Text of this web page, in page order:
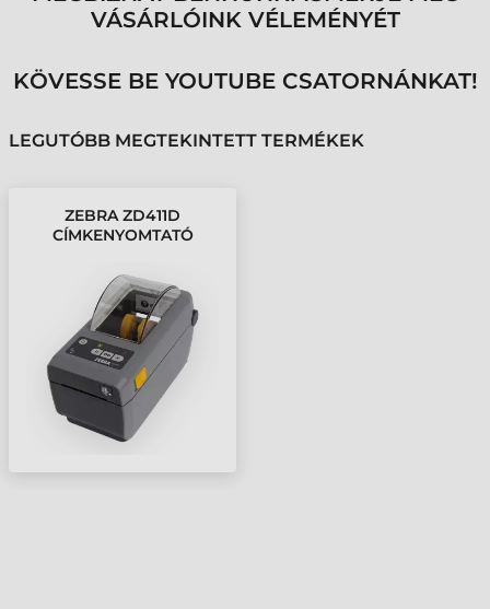
VÁSÁRLÓINK VÉLEMÉNYÉT
KÖVESSE BE YOUTUBE CSATORNÁNKAT!
LEGUTÓBB MEGTEKINTETT TERMÉKEK
ZEBRA ZD411D
CÍMKENYOMTATÓ